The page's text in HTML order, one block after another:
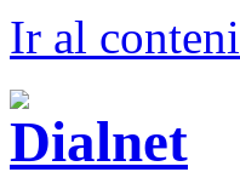
Ir al conteni